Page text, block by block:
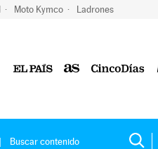
Moto Kymco Ladrones